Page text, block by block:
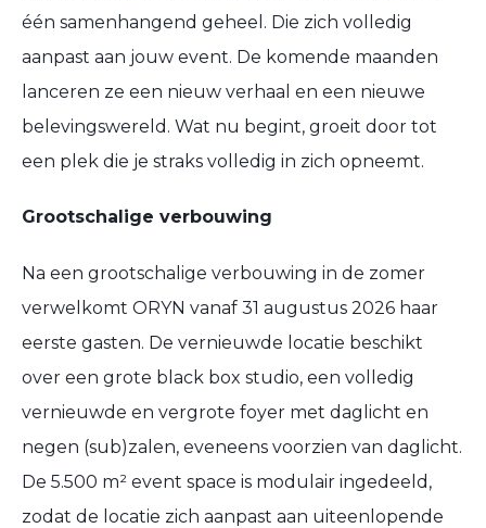
één samenhangend geheel. Die zich volledig
aanpast aan jouw event. De komende maanden
lanceren ze een nieuw verhaal en een nieuwe
belevingswereld. Wat nu begint, groeit door tot
een plek die je straks volledig in zich opneemt.
Grootschalige verbouwing
Na een grootschalige verbouwing in de zomer
verwelkomt ORYN vanaf 31 augustus 2026 haar
eerste gasten. De vernieuwde locatie beschikt
over een grote black box studio, een volledig
vernieuwde en vergrote foyer met daglicht en
negen (sub)zalen, eveneens voorzien van daglicht.
De 5.500 m² event space is modulair ingedeeld,
zodat de locatie zich aanpast aan uiteenlopende